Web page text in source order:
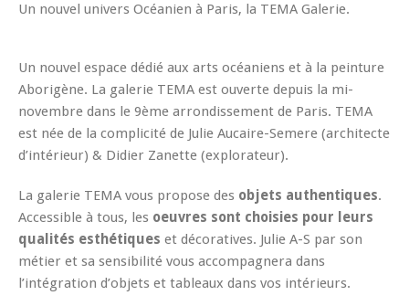
Un nouvel univers Océanien à Paris, la TEMA Galerie.
Un nouvel espace dédié aux arts océaniens et à la peinture
Aborigène. La galerie TEMA est ouverte depuis la mi-
novembre dans le 9ème arrondissement de Paris. TEMA
est née de la complicité de Julie Aucaire-Semere (architecte
d’intérieur) & Didier Zanette (explorateur).
La galerie TEMA vous propose des objets authentiques.
Accessible à tous, les oeuvres sont choisies pour leurs
qualités esthétiques et décoratives. Julie A-S par son
métier et sa sensibilité vous accompagnera dans
l’intégration d’objets et tableaux dans vos intérieurs.